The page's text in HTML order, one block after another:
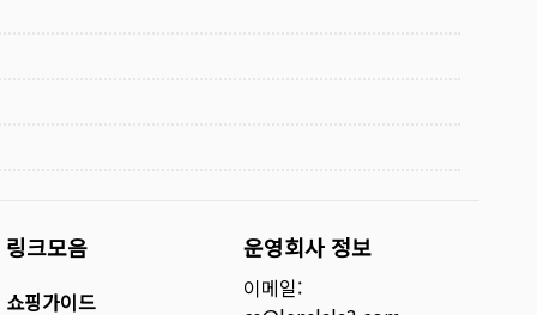
링크모음
쇼핑가이드
운영회사 정보
이메일: